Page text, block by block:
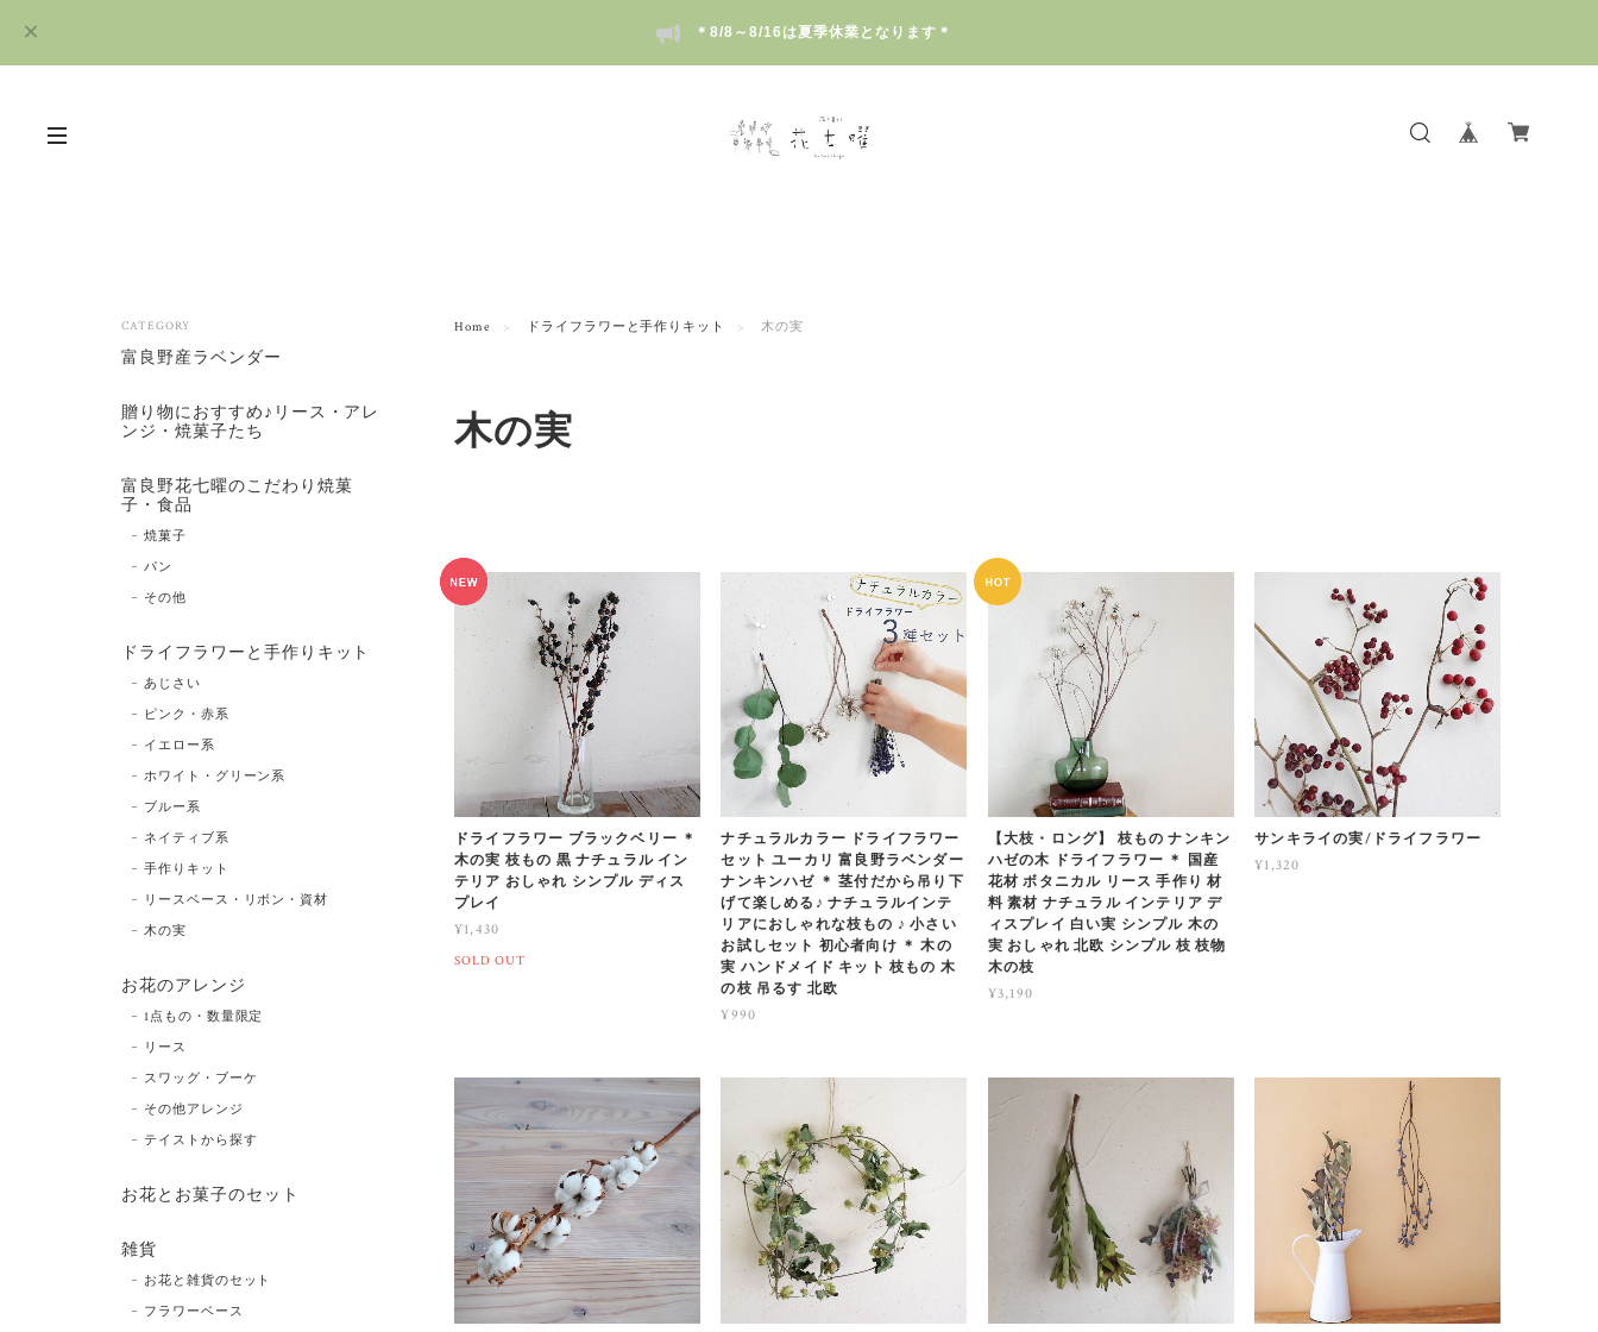
＊8/8～8/16は夏季休業となります＊
Home ドライフラワーと手作りキット 木の実
木の実
ドライフラワー ブラックベリー ＊
木の実 枝もの 黒 ナチュラル イン
テリア おしゃれ シンプル ディス
プレイ
¥1,430
SOLD OUT
ナチュラルカラー ドライフラワー
セット ユーカリ 富良野ラベンダー
ナンキンハゼ ＊ 茎付だから吊り下
げて楽しめる♪ ナチュラルインテ
リアにおしゃれな枝もの ♪ 小さい
お試しセット 初心者向け ＊ 木の
実 ハンドメイド キット 枝もの 木
の枝 吊るす 北欧
¥990
【大枝・ロング】 枝もの ナンキン
ハゼの木 ドライフラワー ＊ 国産
花材 ボタニカル リース 手作り 材
料 素材 ナチュラル インテリア デ
ィスプレイ 白い実 シンプル 木の
実 おしゃれ 北欧 シンプル 枝 枝物
木の枝
¥3,190
サンキライの実/ドライフラワー
¥1,320
CATEGORY
富良野産ラベンダー
贈り物におすすめ♪リース・アレ
ンジ・焼菓子たち
富良野花七曜のこだわり焼菓
子・食品
焼菓子
パン
その他
ドライフラワーと手作りキット
あじさい
ピンク・赤系
イエロー系
ホワイト・グリーン系
ブルー系
ネイティブ系
手作りキット
リースベース・リボン・資材
木の実
お花のアレンジ
1点もの・数量限定
リース
スワッグ・ブーケ
その他アレンジ
テイストから探す
お花とお菓子のセット
雑貨
お花と雑貨のセット
フラワーベース